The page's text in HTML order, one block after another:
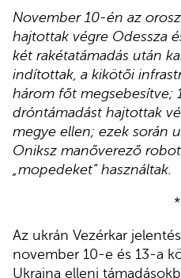
November 10-én az
hajtottak végre Odessza
két rakétatámadás után
indítottak, a kikötői
három főt megsebesítve;
dróntámadást hajtottak
megye ellen; ezek során
Oniksz manőverező
„mopedeket” használtak.
*
Az ukrán Vezérkar
november 10-e és 13-a
Ukrajna elleni